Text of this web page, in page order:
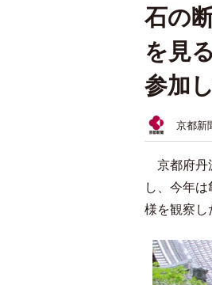
石の
を見
参加
京都新
京都府丹
し、今年
様を観察し